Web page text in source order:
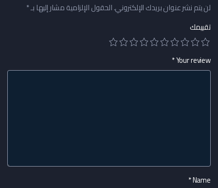
لن يتم نشر عنوان بريدك الإلكتروني.الحقول الإلزامية مشار إليها بـ*
تقييمك
Your review
*
Name
*